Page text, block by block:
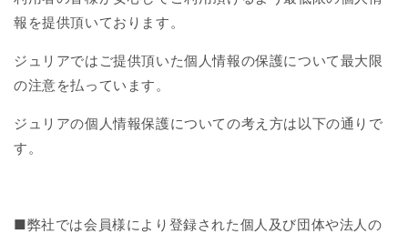
報を提供頂いております。
ジュリアではご提供頂いた個人情報の保護について最大限
の注意を払っています。
ジュリアの個人情報保護についての考え方は以下の通りで
す。
■弊社では会員様により登録された個人及び団体や法人の